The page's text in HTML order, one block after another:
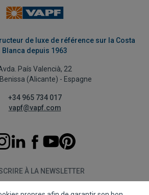
de luxe de référence sur la Costa
Blanca depuis 1963
País Valencià, 22
(Alicante) - Espagne
+34 965 734 017
vapf@vapf.com
À LA NEWSLETTER